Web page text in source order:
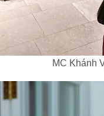
MC Khánh